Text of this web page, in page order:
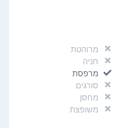
מרוהטת
חניה
מרפסת
סורגים
מחסן
משופצת